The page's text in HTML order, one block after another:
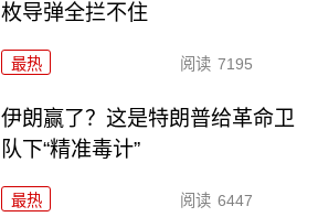
枚导弹全拦不住
最热 阅读 7195
伊朗赢了？这是特朗普给革命卫
队下“精准毒计”
最热 阅读 6447